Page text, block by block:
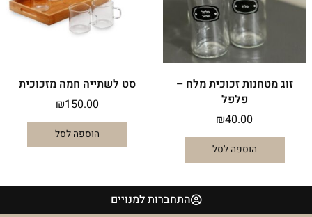
זוג מטחנות זכוכית מלח –
פלפל
₪40.00
הוספה לסל
סט לשתייה חמה מזכוכית
₪150.00
הוספה לסל
התחברות למנויים